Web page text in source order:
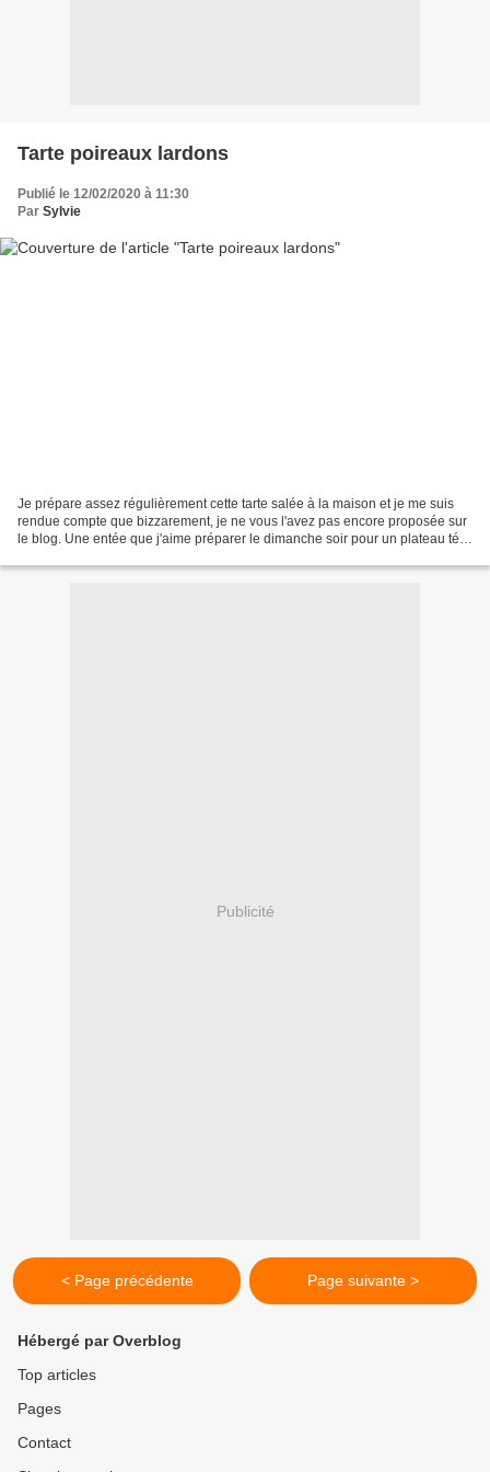
Tarte poireaux lardons
Publié le 12/02/2020 à 11:30
Par Sylvie
Je prépare assez régulièrement cette tarte salée à la maison et je me suis
rendue compte que bizzarement, je ne vous l'avez pas encore proposée sur
le blog. Une entée que j'aime préparer le dimanche soir pour un plateau télé
Publicité
< Page précédente Page suivante >
Hébergé par Overblog
Top articles
Pages
Contact